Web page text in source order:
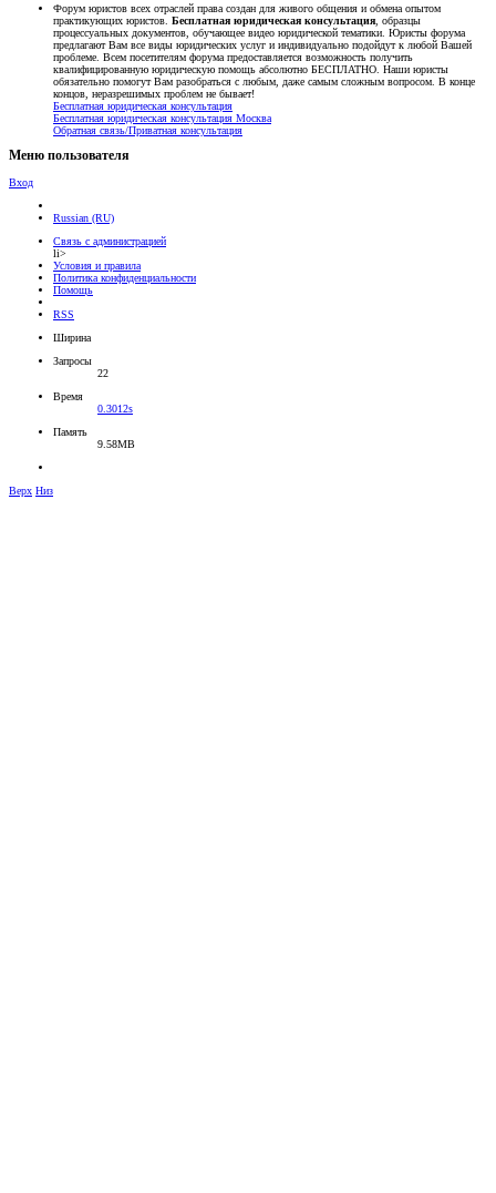
Форум юристов всех отраслей права создан для живого общения и обмена опытом
практикующих юристов. Бесплатная юридическая консультация , образцы
процессуальных документов, обучающее видео юридической тематики. Юристы форума
предлагают Вам все виды юридических услуг и индивидуально подойдут к любой Вашей
проблеме. Всем посетителям форума предоставляется возможность получить
квалифицированную юридическую помощь абсолютно БЕСПЛАТНО. Наши юристы
обязательно помогут Вам разобраться с любым, даже самым сложным вопросом. В конце
концов, неразрешимых проблем не бывает!
Бесплатная юридическая консультация
Бесплатная юридическая консультация Москва
Обратная связь/Приватная консультация
Меню пользователя
Вход
Russian (RU)
Связь с администрацией
li>
Условия и правила
Политика конфиденциальности
Помощь
RSS
Ширина
Запросы
22
Время
0.3012s
Память
9.58MB
Верх Низ